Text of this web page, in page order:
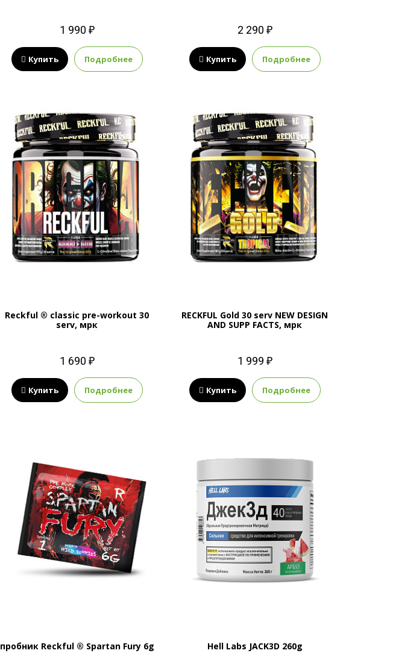
1 990 ₽
Купить Подробнее
2 290 ₽
Купить Подробнее
Reckful ® classic pre-workout 30
serv, мрк
1 690 ₽
Купить Подробнее
RECKFUL Gold 30 serv NEW DESIGN
AND SUPP FACTS, мрк
1 999 ₽
Купить Подробнее
пробник Reckful ® Spartan Fury 6g Hell Labs JACK3D 260g